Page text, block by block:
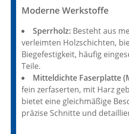
Moderne Werkstoffe
Sperrholz:Besteht aus
verleimten Holzschichten,
Biegefestigkeit, häufig
Teile.
Mitteldichte Faserplatte
fein zerfaserten, mit Harz
bietet eine gleichmäßige
präzise Schnitte und